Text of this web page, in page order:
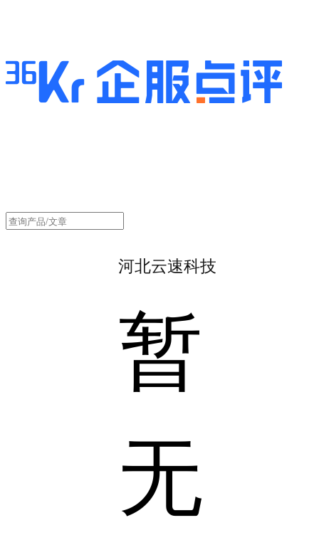
河北云速科技
暂
无